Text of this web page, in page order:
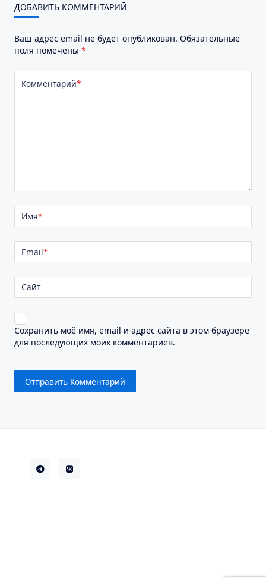
ДОБАВИТЬ КОММЕНТАРИЙ
Ваш адрес email не будет опубликован. Обязательные
поля помечены *
Комментарий*
Имя*
Email*
Сайт
Сохранить моё имя, email и адрес сайта в этом браузере
для последующих моих комментариев.